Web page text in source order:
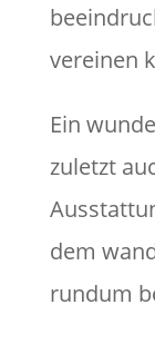
vereinen
Ein
zuletzt
dem
rundum